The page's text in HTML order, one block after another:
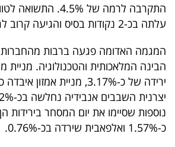
שיתופי
דרושים
ניוזלטרים
עלתה בכ-2 נקודות בסיס והגיעה קרוב לרמת ה-5%.
המגמה האדומה פגעה ברבות מהחברות
הבינה המלאכותית והטכנולוגיה. מניית
נוספות שסיימו את יום המסחר בירידות
כ-1.57% ואלפאבית שירדה בכ-0.76%.